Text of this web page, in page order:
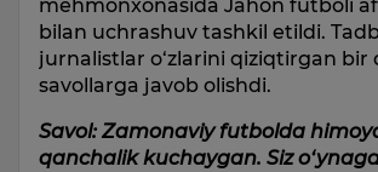
mehmonxonasida Jahon futboli
bilan uchrashuv tashkil etildi.
jurnalistlar o‘zlarini qiziqtirgan bir
savollarga javob olishdi.
Savol: Zamonaviy futbolda
qanchalik kuchaygan. Siz